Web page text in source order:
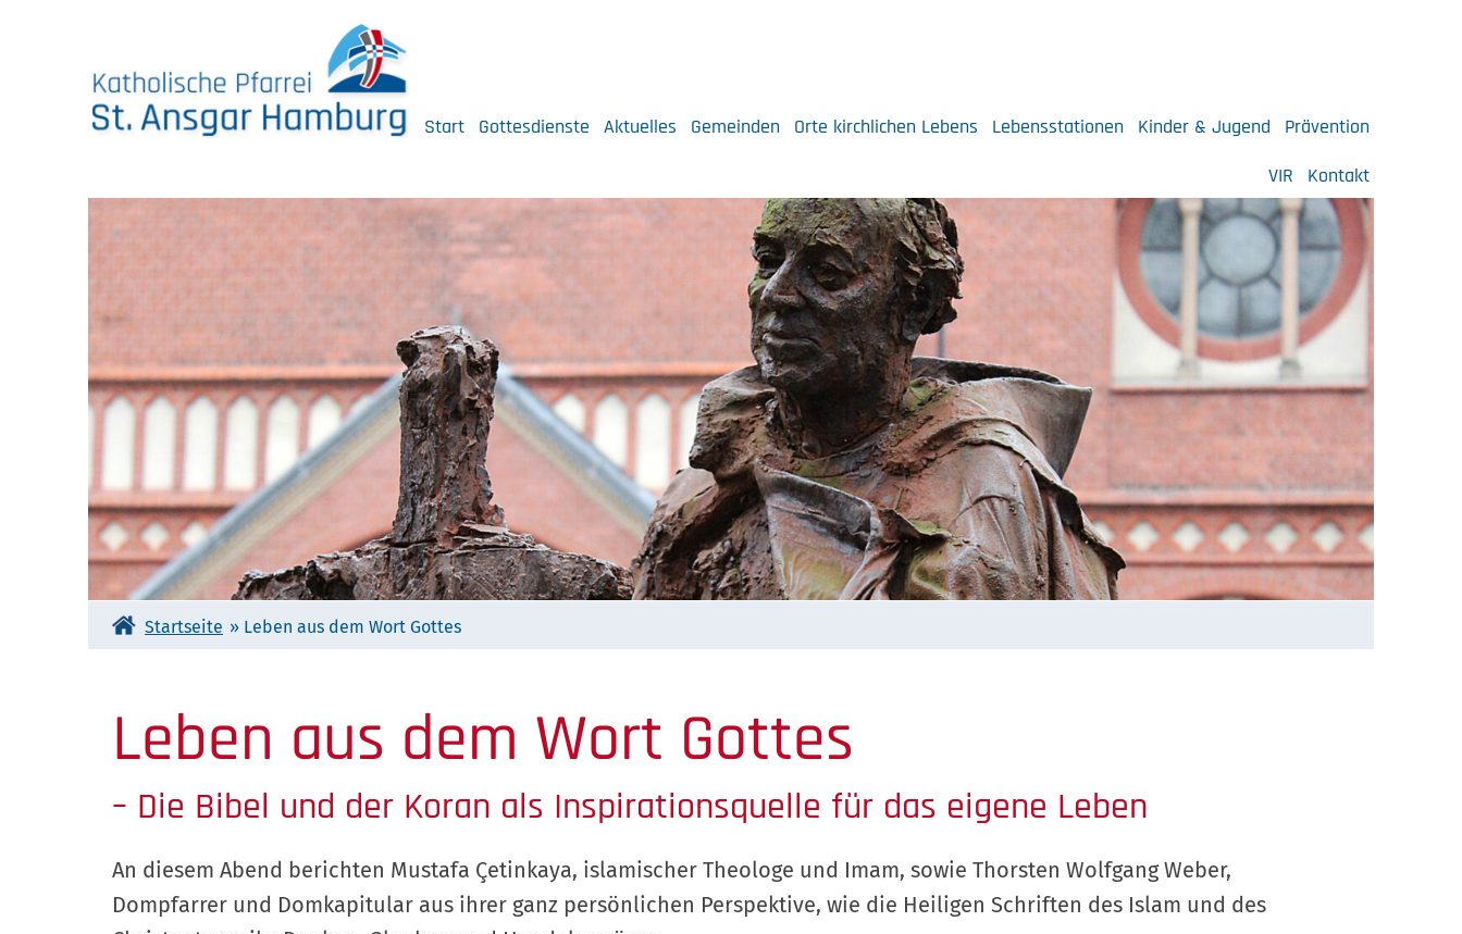
Katholische Pfarrei St. Ansgar Hamburg
Start Gottesdienste Aktuelles Gemeinden Orte kirchlichen Lebens Lebensstationen Kinder & Jugend
Prävention
VIR
Kontakt
Startseite » Leben aus dem Wort Gottes
Leben aus dem Wort Gottes
– Die Bibel und der Koran als Inspirationsquelle für das eigene Leben
An diesem Abend berichten Mustafa Çetinkaya, islamischer Theologe und Imam, sowie Thorsten Wolfgang Weber,
Dompfarrer und Domkapitular aus ihrer ganz persönlichen Perspektive, wie die Heiligen Schriften des Islam und des